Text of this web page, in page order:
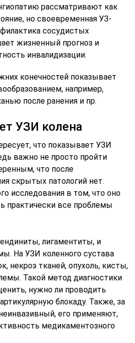
рассматривают как
но своевременная УЗ-
сосудистых
жизненный прогноз и
инвалидизации.
конечностей показывает
например,
после ранения и пр.
УЗИ колена
что показывает УЗИ
важно не просто пройти
что после
скрытых патологий нет.
исследования в том, что оно
практически все проблемы
лигаментиты, и
На УЗИ коленного сустава
некроз тканей, опухоль, кисты,
Такой метод диагностики
нужно ли проводить
блокаду. Также, за
его применяют,
медикаментозного